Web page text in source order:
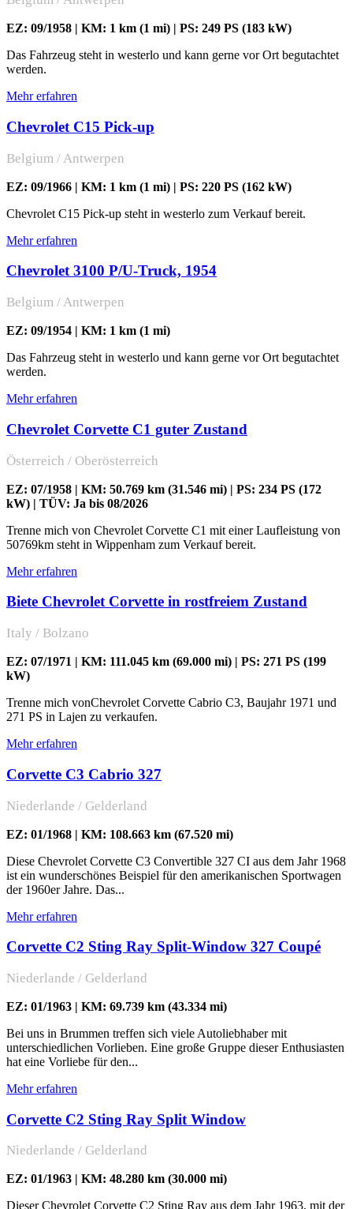
EZ: 09/1958 | KM: 1 km (1 mi) | PS: 249 PS (183 kW)
Das Fahrzeug steht in westerlo und kann gerne vor Ort begutachtet
werden.
Mehr erfahren
Chevrolet C15 Pick-up
Belgium / Antwerpen
EZ: 09/1966 | KM: 1 km (1 mi) | PS: 220 PS (162 kW)
Chevrolet C15 Pick-up steht in westerlo zum Verkauf bereit.
Mehr erfahren
Chevrolet 3100 P/U-Truck, 1954
Belgium / Antwerpen
EZ: 09/1954 | KM: 1 km (1 mi)
Das Fahrzeug steht in westerlo und kann gerne vor Ort begutachtet
werden.
Mehr erfahren
Chevrolet Corvette C1 guter Zustand
Österreich / Oberösterreich
EZ: 07/1958 | KM: 50.769 km (31.546 mi) | PS: 234 PS (172
kW) | TÜV: Ja bis 08/2026
Trenne mich von Chevrolet Corvette C1 mit einer Laufleistung von
50769km steht in Wippenham zum Verkauf bereit.
Mehr erfahren
Biete Chevrolet Corvette in rostfreiem Zustand
Italy / Bolzano
EZ: 07/1971 | KM: 111.045 km (69.000 mi) | PS: 271 PS (199
kW)
Trenne mich vonChevrolet Corvette Cabrio C3, Baujahr 1971 und
271 PS in Lajen zu verkaufen.
Mehr erfahren
Corvette C3 Cabrio 327
Niederlande / Gelderland
EZ: 01/1968 | KM: 108.663 km (67.520 mi)
Diese Chevrolet Corvette C3 Convertible 327 CI aus dem Jahr 1968
ist ein wunderschönes Beispiel für den amerikanischen Sportwagen
der 1960er Jahre. Das...
Mehr erfahren
Corvette C2 Sting Ray Split-Window 327 Coupé
Niederlande / Gelderland
EZ: 01/1963 | KM: 69.739 km (43.334 mi)
Bei uns in Brummen treffen sich viele Autoliebhaber mit
unterschiedlichen Vorlieben. Eine große Gruppe dieser Enthusiasten
hat eine Vorliebe für den...
Mehr erfahren
Corvette C2 Sting Ray Split Window
Niederlande / Gelderland
EZ: 01/1963 | KM: 48.280 km (30.000 mi)
Dieser Chevrolet Corvette C2 Sting Ray aus dem Jahr 1963, mit der